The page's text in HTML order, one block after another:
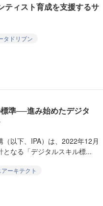
ティスト育成を支援するサ
タドリブン
準──進み始めたデジタ
以下、IPA）は、2022年12月
なる「デジタルスキル標...
ーキテクト